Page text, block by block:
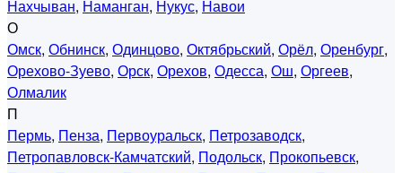
Нахчыван, Наманган, Нукус, Навои
О
Омск, Обнинск, Одинцово, Октябрьский, Орёл, Оренбург,
Орехово-Зуево, Орск, Орехов, Одесса, Ош, Оргеев,
Олмалик
П
Пермь, Пенза, Первоуральск, Петрозаводск,
Петропавловск-Камчатский, Подольск, Прокопьевск,